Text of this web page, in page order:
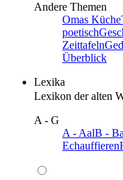
Andere Themen
Omas Küche
poetisch
Zeittafeln
Überblick
Lexika
Lexikon der alten
A - G
A - AalB -
Echauffieren